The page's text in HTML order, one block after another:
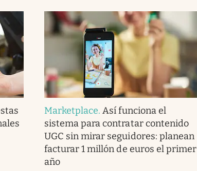
Marketplace.Así funciona el
sistema para contratar contenido
UGC sin mirar seguidores: planean
facturar 1 millón de euros el primer
año